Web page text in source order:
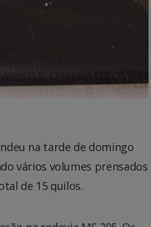
na tarde de domingo
vários volumes prensados
de 15 quilos.